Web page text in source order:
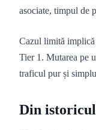
asociate, timpul de
Cazul limită
Tier 1. Mutarea pe
traficul pur și
Din